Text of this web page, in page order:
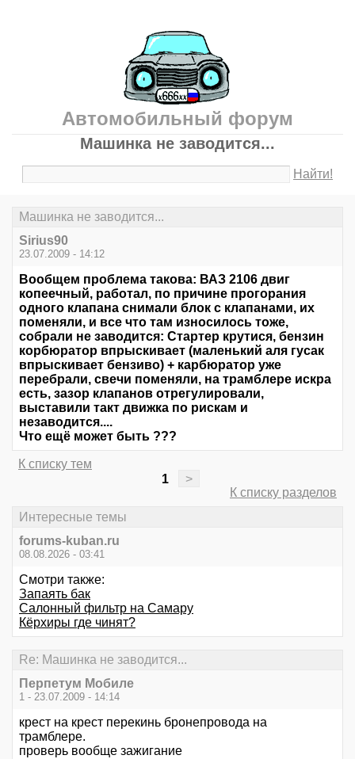
Автомобильный форум
Машинка не заводится...
Найти!
Машинка не заводится...
Sirius90
23.07.2009 - 14:12
Вообщем проблема такова: ВАЗ 2106 двиг
копеечный, работал, по причине прогорания
одного клапана снимали блок с клапанами, их
поменяли, и все что там износилось тоже,
собрали не заводится: Стартер крутися, бензин
корбюратор впрыскивает (маленький аля гусак
впрыскивает бензиво) + карбюратор уже
перебрали, свечи поменяли, на трамблере искра
есть, зазор клапанов отрегулировали,
выставили такт движка по рискам и
незаводится....
Что ещё может быть ???
К списку тем
1
>
К списку разделов
Интересные темы
forums-kuban.ru
08.08.2026 - 03:41
Смотри также:
Запаять бак
Салонный фильтр на Самару
Кёрхиры где чинят?
Re: Машинка не заводится...
Перпетум Мобиле
1 - 23.07.2009 - 14:14
крест на крест перекинь бронепровода на
трамблере.
проверь вообще зажигание